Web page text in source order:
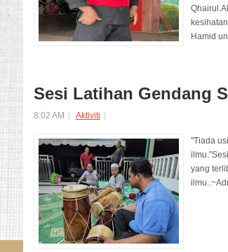
Hamid
Sesi Latihan Gendang
8:02 AM Aktiviti
"Tiada
yang